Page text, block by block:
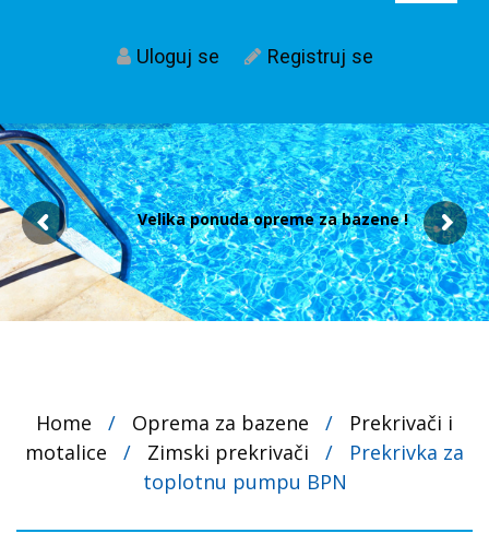
Uloguj se Registruj se
Velika ponuda opreme za bazene !
Home / Oprema za bazene /
Prekrivači i
motalice
/ Zimski prekrivači /
Prekrivka za
toplotnu pumpu BPN